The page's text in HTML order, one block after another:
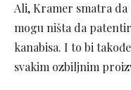
Ali, Kramer smatra da
mogu ništa da
kanabisa. I to bi
svakim ozbiljnim